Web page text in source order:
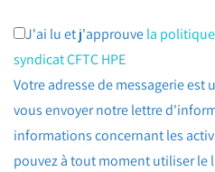
J'ai lu et j'approuvela
syndicat CFTC HPE
Votre adresse de messagerie
vous envoyer notre lettre
informations concernant les
pouvez à tout moment utiliser le